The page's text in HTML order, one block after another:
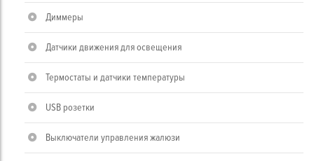
Диммеры
Датчики движения для освещения
Термостаты и датчики температуры
USB розетки
Выключатели управления жалюзи